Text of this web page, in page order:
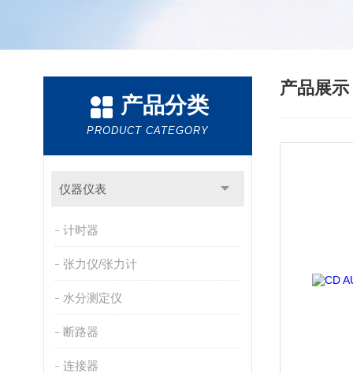
产品分类
PRODUCT CATEGORY
仪器仪表
计时器
张力仪/张力计
水分测定仪
断路器
连接器
产品展示